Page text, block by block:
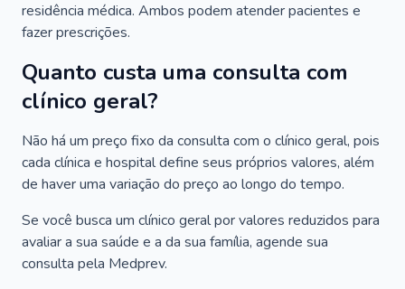
residência médica. Ambos podem atender pacientes e
fazer prescrições.
Quanto custa uma consulta com
clínico geral?
Não há um preço fixo da consulta com o clínico geral, pois
cada clínica e hospital define seus próprios valores, além
de haver uma variação do preço ao longo do tempo.
Se você busca um clínico geral por valores reduzidos para
avaliar a sua saúde e a da sua família, agende sua
consulta pela Medprev.